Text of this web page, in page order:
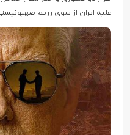
علیه ایران از سوی رژیم